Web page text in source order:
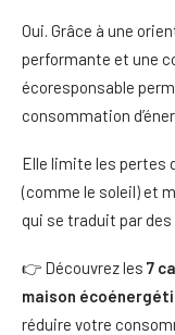
Oui. Grâce à une
performante et une
écoresponsable
consommation
Elle limite les pertes
(comme le soleil) et
qui se traduit par
👉 Découvrez les 7
maison
réduire votre